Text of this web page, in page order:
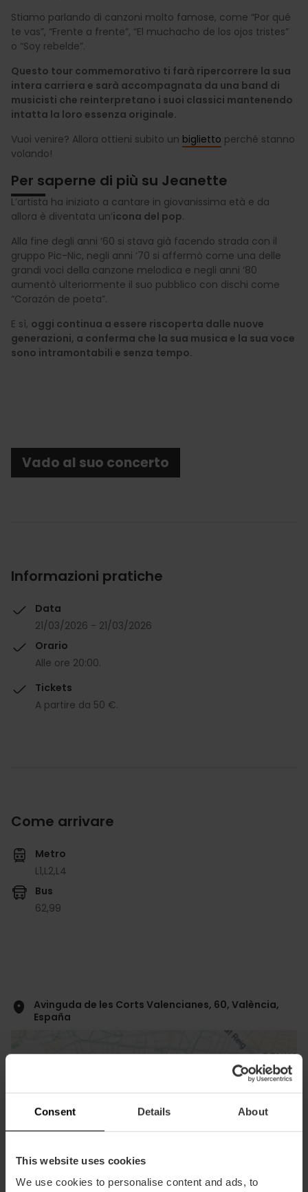
Consent Details About
This website uses cookies
We use cookies to personalise content and ads, to
Stiamo parlando di canzoni molto famose, come “Por qué
te vas”, “Frente a frente”, “El muchacho de los ojos tristes”
o “Soy rebelde”.
Questo tour commemorativo ti farà ripercorrere la sua
intera carriera e sarà accompagnata da una band di
musicisti che reinterpretano i suoi classici mantenendo
intatta la loro essenza originale.
Vuoi venire? Allora ottieni subito un biglietto perché stanno
volando!
Per saperne di più su Jeanette
L’artista ha iniziato a cantare in giovanissima età e da
allora è diventata un’icona del pop.
Alla fine degli anni ‘60 si stava già facendo strada con il
gruppo Pic-Nic, negli anni ‘70 si affermò come una delle
grandi voci della canzone melodica e negli anni ‘80
aumentò ulteriormente il suo pubblico con dischi come
“Corazón de poeta”.
E sì, oggi continua a essere riscoperta dalle nuove
generazioni, a conferma che la sua musica e la sua voce
sono intramontabili e senza tempo.
Vado al suo concerto
Informazioni pratiche
Data
21/03/2026 - 21/03/2026
Orario
Alle ore 20:00.
Tickets
A partire da 50 €.
Come arrivare
Metro
L1,L2,L4
Bus
62,99
Avinguda de les Corts Valencianes, 60, València,
España